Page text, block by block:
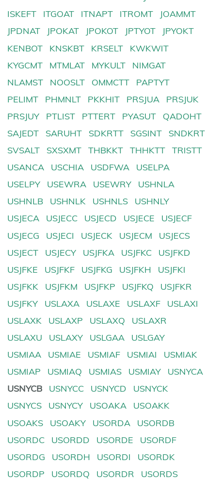
ISKEFT
ITGOAT ITNAPT ITROMT
JOAMMT
JPDNAT
JPOKAT JPOKOT JPTYOT
JPYOKT
KENBOT
KNSKBT KRSELT
KWKWIT
KYGCMT
MTMLAT MYKULT
NIMGAT
NLAMST
NOOSLT OMMCTT
PAPTYT
PELIMT
PHMNLT PKKHIT PRSJUA
PRSJUK
PRSJUY
PTLIST PTTERT PYASUT
QADOHT
SAJEDT
SARUHT SDKRTT SGSINT
SNDKRT
SVSALT
SXSXMT THBKKT THHKTT
TRISTT
USANCA
USCHIA USDFWA
USELPA
USELPY
USEWRA USEWRY
USHNLA
USHNLB
USHNLK USHNLS
USHNLY
USJECA
USJECC USJECD USJECE
USJECF
USJECG
USJECI USJECK USJECM
USJECS
USJECT
USJECY USJFKA USJFKC
USJFKD
USJFKE
USJFKF USJFKG USJFKH
USJFKI
USJFKK
USJFKM USJFKP USJFKQ
USJFKR
USJFKY
USLAXA USLAXE USLAXF
USLAXI
USLAXK
USLAXP USLAXQ
USLAXR
USLAXU
USLAXY USLGAA
USLGAY
USMIAA
USMIAE USMIAF USMIAI
USMIAK
USMIAP
USMIAQ USMIAS USMIAY
USNYCA
USNYCB
USNYCC USNYCD
USNYCK
USNYCS
USNYCY USOAKA
USOAKK
USOAKS
USOAKY USORDA
USORDB
USORDC
USORDD USORDE
USORDF
USORDG
USORDH USORDI
USORDK
USORDP
USORDQ USORDR
USORDS